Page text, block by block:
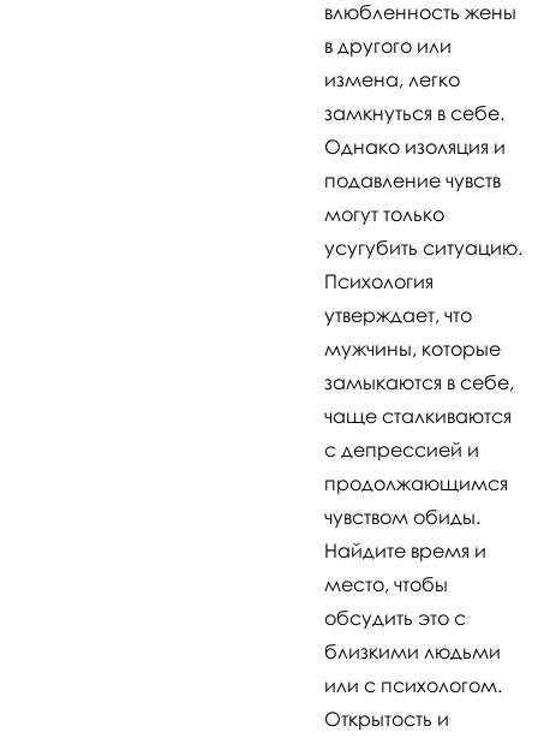
влюбленность жены
в другого или
измена, легко
замкнуться в себе.
Однако изоляция и
подавление чувств
могут только
усугубить ситуацию.
Психология
утверждает, что
мужчины, которые
замыкаются в себе,
чаще сталкиваются
с депрессией и
продолжающимся
чувством обиды.
Найдите время и
место, чтобы
обсудить это с
близкими людьми
или с психологом.
Открытость и